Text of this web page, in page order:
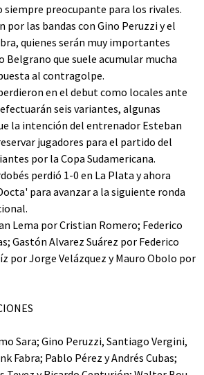
siempre preocupante para los rivales.
por las bandas con Gino Peruzzi y el
quienes serán muy importantes
Belgrano que suele acumular mucha
al contragolpe.
en el debut como locales ante
seis variantes, algunas
la intención del entrenador Esteban
jugadores para el partido del
por la Copa Sudamericana.
perdió 1-0 en La Plata y ahora
para avanzar a la siguiente ronda
Lema por Cristian Romero; Federico
Gastón Alvarez Suárez por Federico
por Jorge Velázquez y Mauro Obolo por
Sara; Gino Peruzzi, Santiago Vergini,
Fabra; Pablo Pérez y Andrés Cubas;